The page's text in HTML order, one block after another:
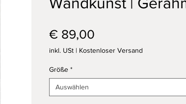
€ 89,00
inkl. USt | Kostenloser Versand
Größe *
Auswählen